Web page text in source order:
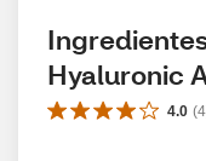
Hyaluronic
4.0 (4